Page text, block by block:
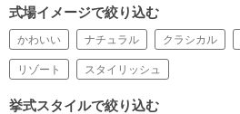
式場イメージで絞り込む
かわいい ナチュラル クラシカル
リゾート スタイリッシュ
挙式スタイルで絞り込む